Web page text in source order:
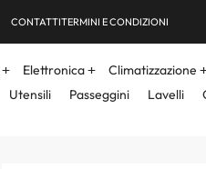
CONTATTITERMINI E CONDIZIONI
Elettronica Climatizzazione
Utensili Passeggini Lavelli